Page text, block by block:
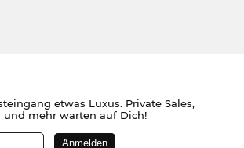
etwas Luxus. Private Sales,
und mehr warten auf Dich!